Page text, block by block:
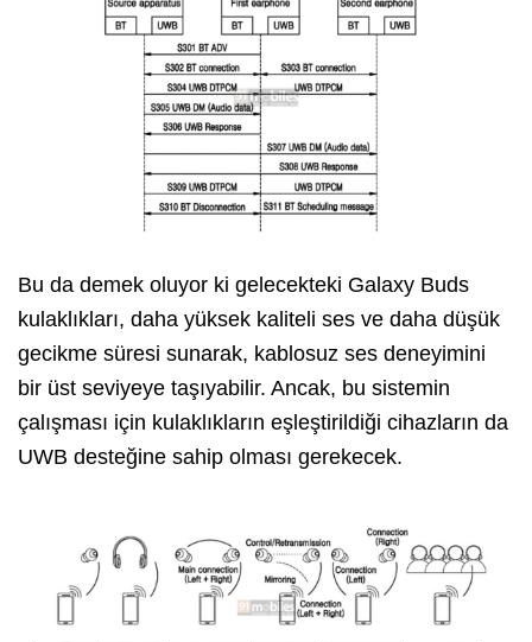
Bu da demek oluyor ki gelecekteki Galaxy Buds
kulaklıkları, daha yüksek kaliteli ses ve daha düşük
gecikme süresi sunarak, kablosuz ses deneyimini
bir üst seviyeye taşıyabilir. Ancak, bu sistemin
çalışması için kulaklıkların eşleştirildiği cihazların da
UWB desteğine sahip olması gerekecek.